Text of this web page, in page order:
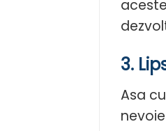
3.
Asa